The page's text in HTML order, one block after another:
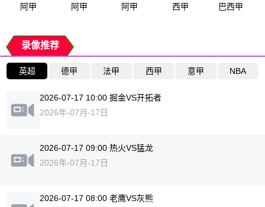
阿甲 阿甲 阿甲 西甲 巴西甲
录像推荐
英超 德甲 法甲 西甲 意甲 NBA
2026-07-17 10:00 掘金VS开拓者
2026年-07月-17日
2026-07-17 09:00 热火VS猛龙
2026年-07月-17日
2026-07-17 08:00 老鹰VS灰熊